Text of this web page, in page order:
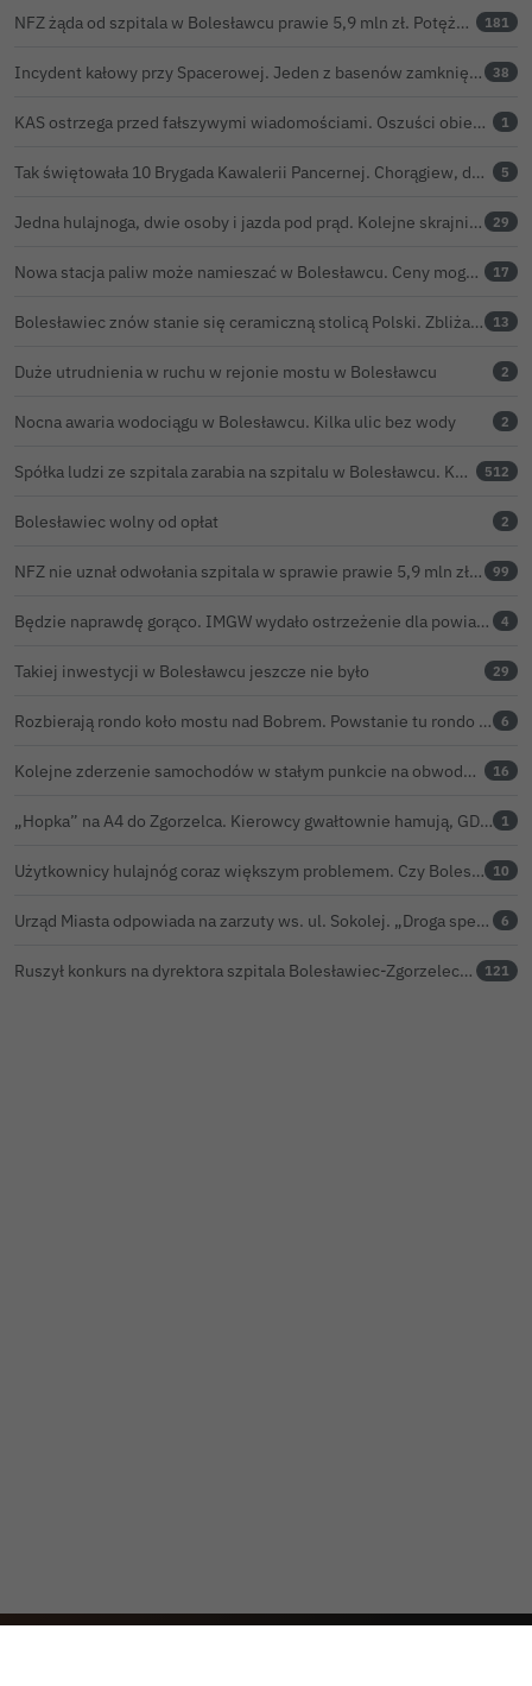
NFZ żąda od szpitala w Bolesławcu prawie 5,9 mln zł. Potężny cios po kontroli rozliczeń 181
Incydent kałowy przy Spacerowej. Jeden z basenów zamknięty do odwołania 38
KAS ostrzega przed fałszywymi wiadomościami. Oszuści obiecują zwrot podatku PIT 1
Tak świętowała 10 Brygada Kawalerii Pancernej. Chorągiew, defilada i pokaz lotniczy 5
Jedna hulajnoga, dwie osoby i jazda pod prąd. Kolejne skrajnie nieodpowiedzialne zachowanie na ulicach Bolesławca 29
Nowa stacja paliw może namieszać w Bolesławcu. Ceny mogą być niższe nawet o 30 groszy na litrze 17
Bolesławiec znów stanie się ceramiczną stolicą Polski. Zbliża się 32. Święto Ceramiki 13
Duże utrudnienia w ruchu w rejonie mostu w Bolesławcu 2
Nocna awaria wodociągu w Bolesławcu. Kilka ulic bez wody 2
Spółka ludzi ze szpitala zarabia na szpitalu w Bolesławcu. Kwoty pozostają tajne 512
Bolesławiec wolny od opłat 2
NFZ nie uznał odwołania szpitala w sprawie prawie 5,9 mln zł. Barczyk: rozważamy sąd 99
Będzie naprawdę gorąco. IMGW wydało ostrzeżenie dla powiatu bolesławieckiego 4
Takiej inwestycji w Bolesławcu jeszcze nie było 29
Rozbierają rondo koło mostu nad Bobrem. Powstanie tu rondo turbinowe 6
Kolejne zderzenie samochodów w stałym punkcie na obwodnicy Bolesławca 16
„Hopka” na A4 do Zgorzelca. Kierowcy gwałtownie hamują, GDDKiA wyjaśnia, skąd problem 1
Użytkownicy hulajnóg coraz większym problemem. Czy Bolesławiec powinien pójść śladem Gniezna? 10
Urząd Miasta odpowiada na zarzuty ws. ul. Sokolej. „Droga spełnia wszystkie normy” 6
Ruszył konkurs na dyrektora szpitala Bolesławiec-Zgorzelec. Rozstrzygnięcie już w czerwcu? 121